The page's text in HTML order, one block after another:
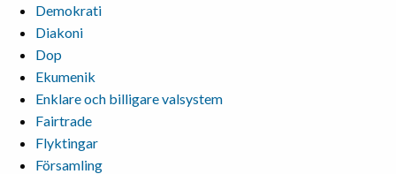
Demokrati
Diakoni
Dop
Ekumenik
Enklare och billigare valsystem
Fairtrade
Flyktingar
Församling